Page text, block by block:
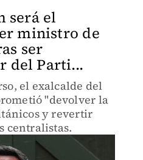
será el
ministro de
ser
del Parti...
el exalcalde del
"devolver la
y revertir
centralistas.